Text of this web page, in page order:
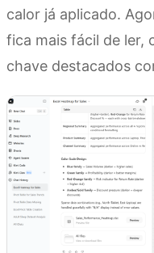
calor já aplicado.
fica mais fácil de ler,
chave destacados